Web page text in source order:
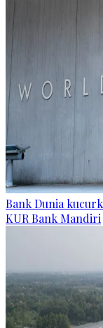
Bank Dunia
KUR Bank Mandiri